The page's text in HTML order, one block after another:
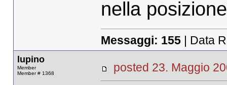
nella
Messaggi: 155| Data
lupino
Member
Member # 1368
posted 23. Maggio